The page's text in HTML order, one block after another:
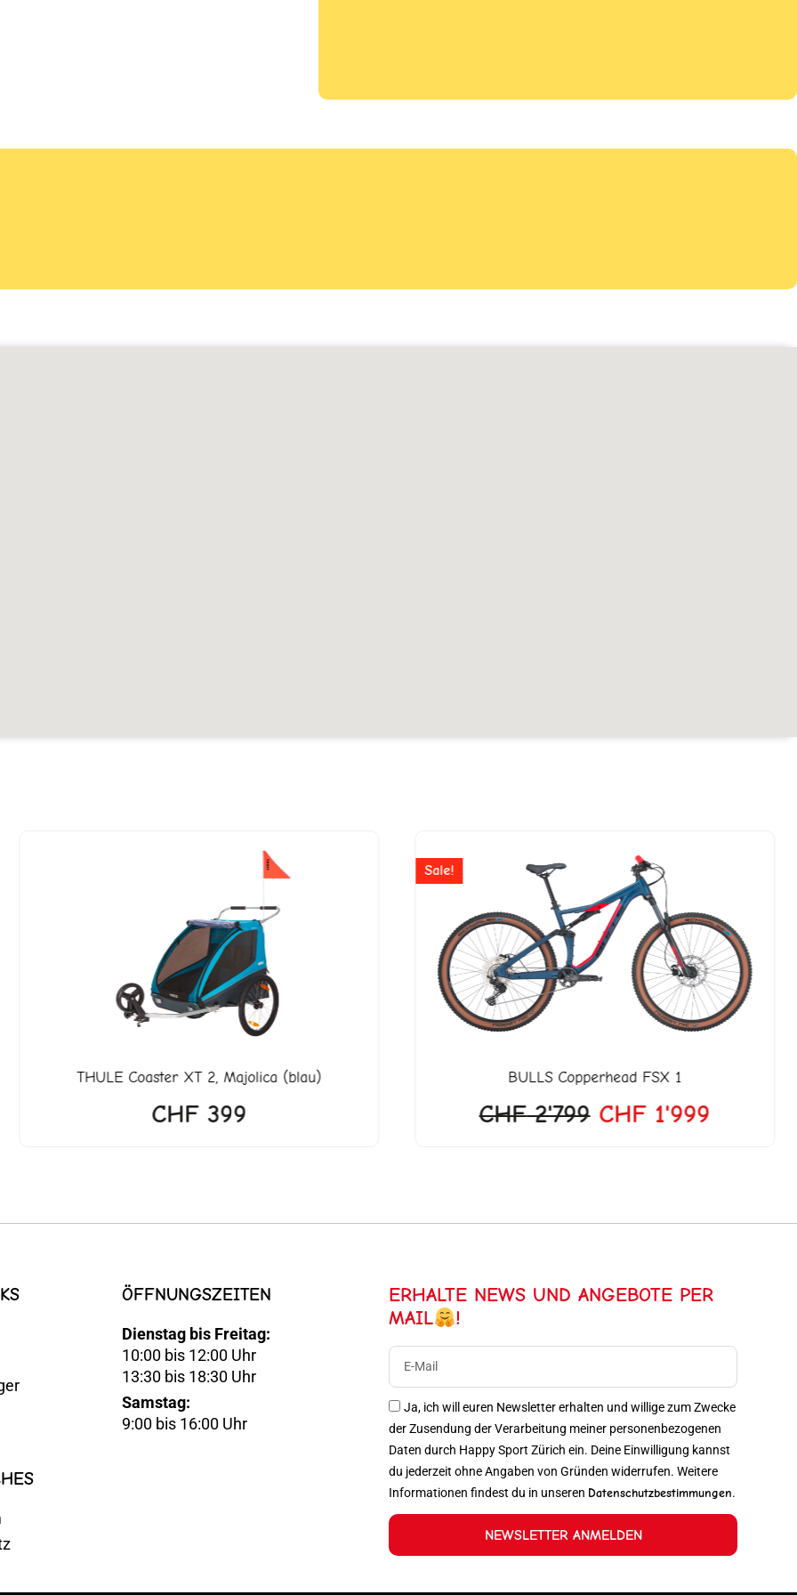
THULECoaster XT 2, Majolica (blau)
CHF399
Sale!
BULLSCopperhead FSX 1
CHF2'799
Preis
war:
CHF 2'799
CHF1'999
ist:
CHF
ÖFFNUNGSZEITEN
Dienstag bis Freitag:
10:00 bis 12:00 Uhr
13:30 bis 18:30 Uhr
Samstag:
9:00 bis 16:00 Uhr
ERHALTE NEWS UND ANGEBOTE PER
MAIL
!
Ja, ich will euren Newsletter erhalten und willige zum Zwecke
der Zusendung der Verarbeitung meiner personenbezogenen
Daten durch Happy Sport Zürich ein. Deine Einwilligung kannst
du jederzeit ohne Angaben von Gründen widerrufen. Weitere
Informationen findest du in unseren Datenschutzbestimmungen.
NEWSLETTER ANMELDEN